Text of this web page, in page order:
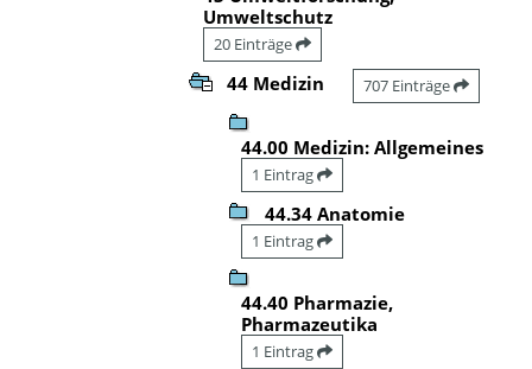
Umweltschutz
20 Einträge
44 Medizin 707 Einträge
44.00 Medizin: Allgemeines
1 Eintrag
44.34 Anatomie
1 Eintrag
44.40 Pharmazie,
Pharmazeutika
1 Eintrag